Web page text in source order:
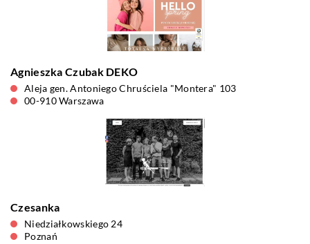
Agnieszka Czubak DEKO
Aleja gen. Antoniego Chruściela "Montera" 103
00-910 Warszawa
Czesanka
Niedziałkowskiego 24
Poznań